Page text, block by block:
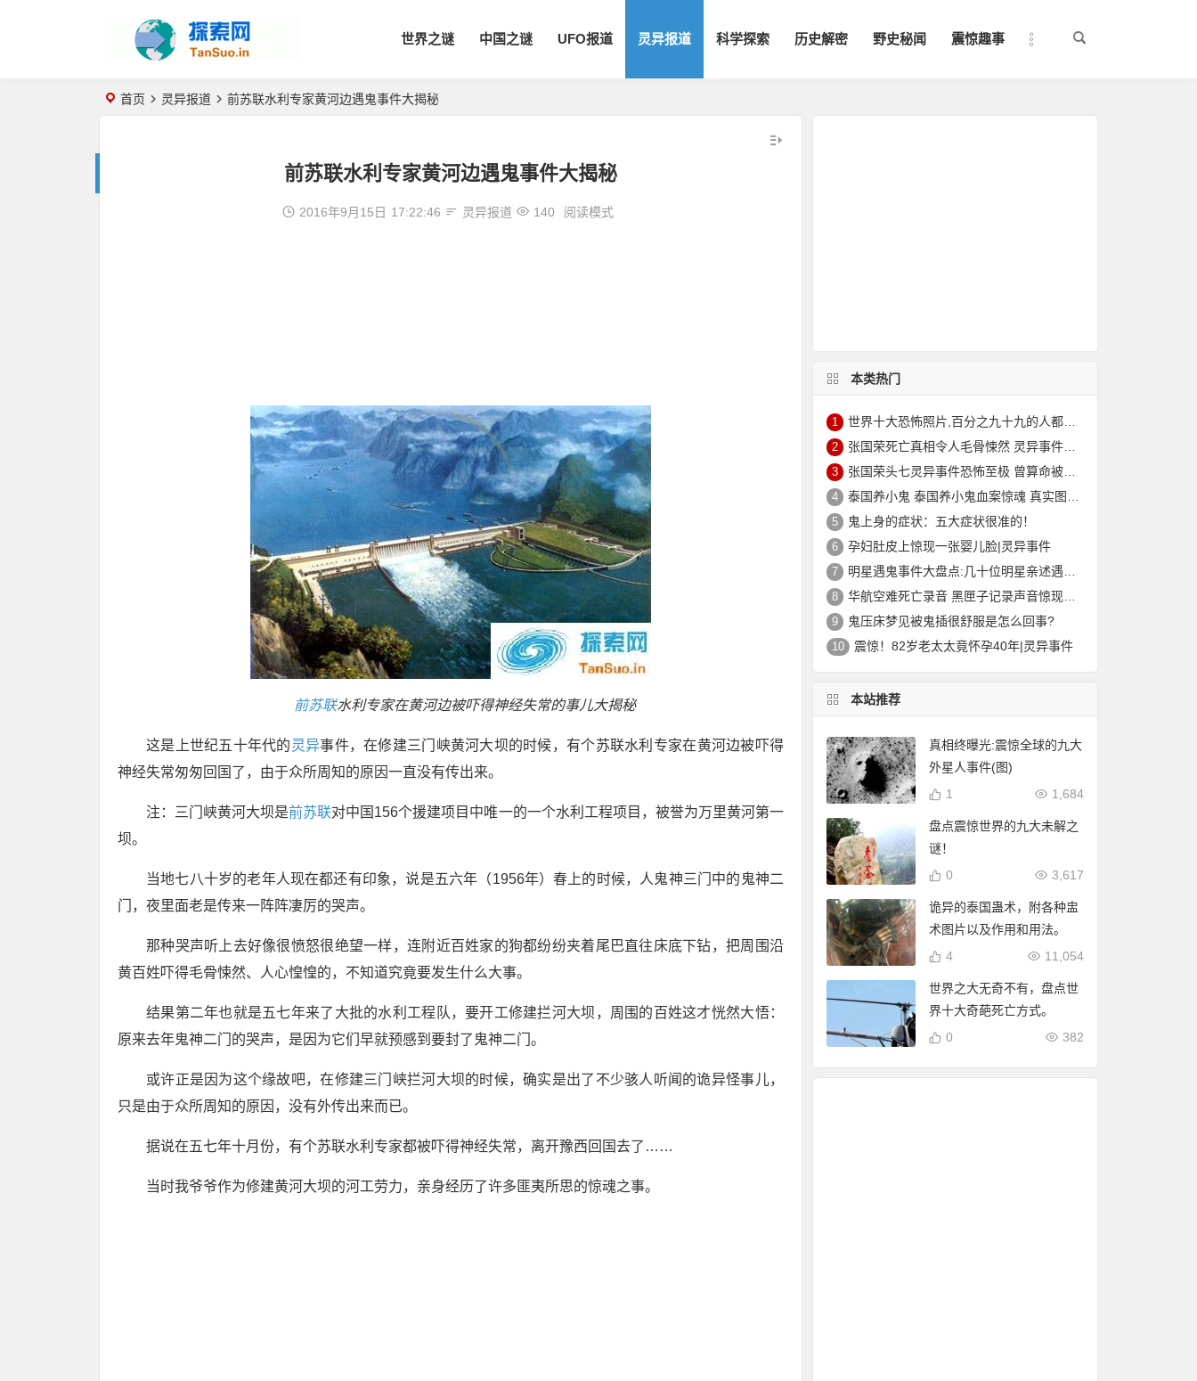
世界之谜 中国之谜 UFO报道 灵异报道 科学探索 历史解密 野史秘闻 震惊趣事
首页 灵异报道 前苏联水利专家黄河边遇鬼事件大揭秘
前苏联水利专家黄河边遇鬼事件大揭秘
2016年9月15日 17:22:46 灵异报道 140 阅读模式
前苏联水利专家在黄河边被吓得神经失常的事儿大揭秘
这是上世纪五十年代的 灵异事件，在修建三门峡黄河大坝的时候，有个苏联水利专家在黄河边被吓得
神经失常匆匆回国了，由于众所周知的原因一直没有传出来。
注：三门峡黄河大坝是前苏联对中国156个援建项目中唯一的一个水利工程项目，被誉为万里黄河第一
坝。
当地七八十岁的老年人现在都还有印象，说是五六年（1956年）春上的时候，人鬼神三门中的鬼神二
门，夜里面老是传来一阵阵凄厉的哭声。
那种哭声听上去好像很愤怒很绝望一样，连附近百姓家的狗都纷纷夹着尾巴直往床底下钻，把周围沿
黄百姓吓得毛骨悚然、人心惶惶的，不知道究竟要发生什么大事。
结果第二年也就是五七年来了大批的水利工程队，要开工修建拦河大坝，周围的百姓这才恍然大悟：
原来去年鬼神二门的哭声，是因为它们早就预感到要封了鬼神二门。
或许正是因为这个缘故吧，在修建三门峡拦河大坝的时候，确实是出了不少骇人听闻的诡异怪事儿，
只是由于众所周知的原因，没有外传出来而已。
据说在五七年十月份，有个苏联水利专家都被吓得神经失常，离开豫西回国去了……
当时我爷爷作为修建黄河大坝的河工劳力，亲身经历了许多匪夷所思的惊魂之事。
本类热门
1 世界十大恐怖照片,百分之九十九的人都被吓到(胆小勿入)
2 张国荣死亡真相令人毛骨悚然 灵异事件缠身痛苦不堪终离去
3 张国荣头七灵异事件恐怖至极 曾算命被告知命中注定在劫难逃？
4 泰国养小鬼 泰国养小鬼血案惊魂 真实图片|灵异
5 鬼上身的症状：五大症状很准的！
6 孕妇肚皮上惊现一张婴儿脸|灵异事件
7 明星遇鬼事件大盘点:几十位明星亲述遇鬼经历和灵异事件
8 华航空难死亡录音 黑匣子记录声音惊现男子哭声震惊世人
9 鬼压床梦见被鬼插很舒服是怎么回事?
10 震惊！82岁老太太竟怀孕40年|灵异事件
本站推荐
真相终曝光:震惊全球的九大
外星人事件(图)
1,684
1
盘点震惊世界的九大未解之
谜！
3,617
0
诡异的泰国蛊术，附各种盅
术图片以及作用和用法。
11,054
4
世界之大无奇不有，盘点世
界十大奇葩死亡方式。
382
0